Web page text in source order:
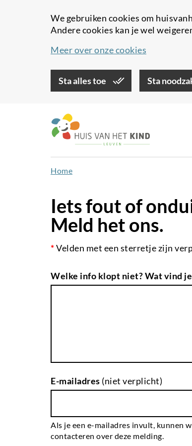
We gebruiken cookies om
Andere cookies kan je wel
Meer over onze cookies
Sta alles toe Sta
Home
Iets fout of
Meld het ons.
*Velden met een sterretje zijn
Welke info klopt niet? Wat vind
E-mailadres (niet verplicht)
Als je een e-mailadres invult, kunnen
contacteren over deze melding.